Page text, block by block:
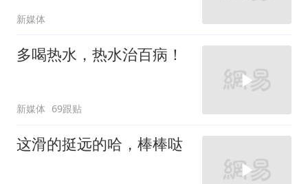
新媒体
多喝热水，热水治百病！
新媒体 69跟贴
这滑的挺远的哈，棒棒哒